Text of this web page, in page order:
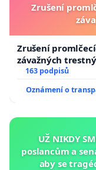
Zrušení
Zrušení
závažných
163 podpisů
Oznámení o
UŽ NIKDY
poslancům a
aby se